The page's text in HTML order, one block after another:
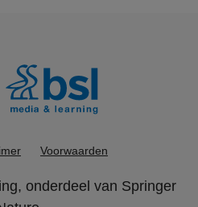
Voorwaarden
, onderdeel van Springer